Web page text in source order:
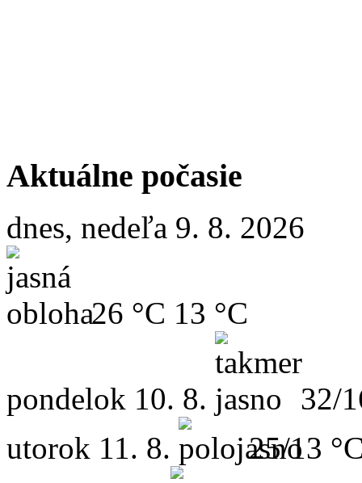
Aktuálne počasie
dnes, nedeľa 9. 8. 2026
26 °C 13 °C
pondelok 10. 8.
32/
utorok 11. 8. 25/13